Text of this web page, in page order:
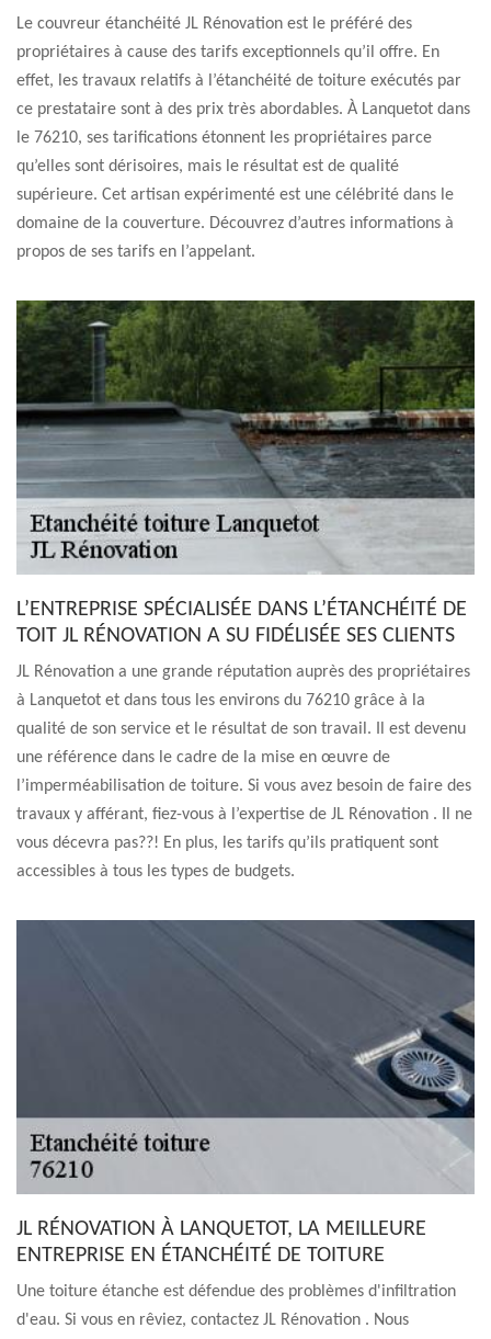
Le couvreur étanchéité JL Rénovation est le préféré des
propriétaires à cause des tarifs exceptionnels qu’il offre. En
effet, les travaux relatifs à l’étanchéité de toiture exécutés par
ce prestataire sont à des prix très abordables. À Lanquetot dans
le 76210, ses tarifications étonnent les propriétaires parce
qu’elles sont dérisoires, mais le résultat est de qualité
supérieure. Cet artisan expérimenté est une célébrité dans le
domaine de la couverture. Découvrez d’autres informations à
propos de ses tarifs en l’appelant.
L’ENTREPRISE SPÉCIALISÉE DANS L’ÉTANCHÉITÉ DE
TOIT JL RÉNOVATION A SU FIDÉLISÉE SES CLIENTS
JL Rénovation a une grande réputation auprès des propriétaires
à Lanquetot et dans tous les environs du 76210 grâce à la
qualité de son service et le résultat de son travail. Il est devenu
une référence dans le cadre de la mise en œuvre de
l’imperméabilisation de toiture. Si vous avez besoin de faire des
travaux y afférant, fiez-vous à l’expertise de JL Rénovation . Il ne
vous décevra pas??! En plus, les tarifs qu’ils pratiquent sont
accessibles à tous les types de budgets.
JL RÉNOVATION À LANQUETOT, LA MEILLEURE
ENTREPRISE EN ÉTANCHÉITÉ DE TOITURE
Une toiture étanche est défendue des problèmes d'infiltration
d'eau. Si vous en rêviez, contactez JL Rénovation . Nous